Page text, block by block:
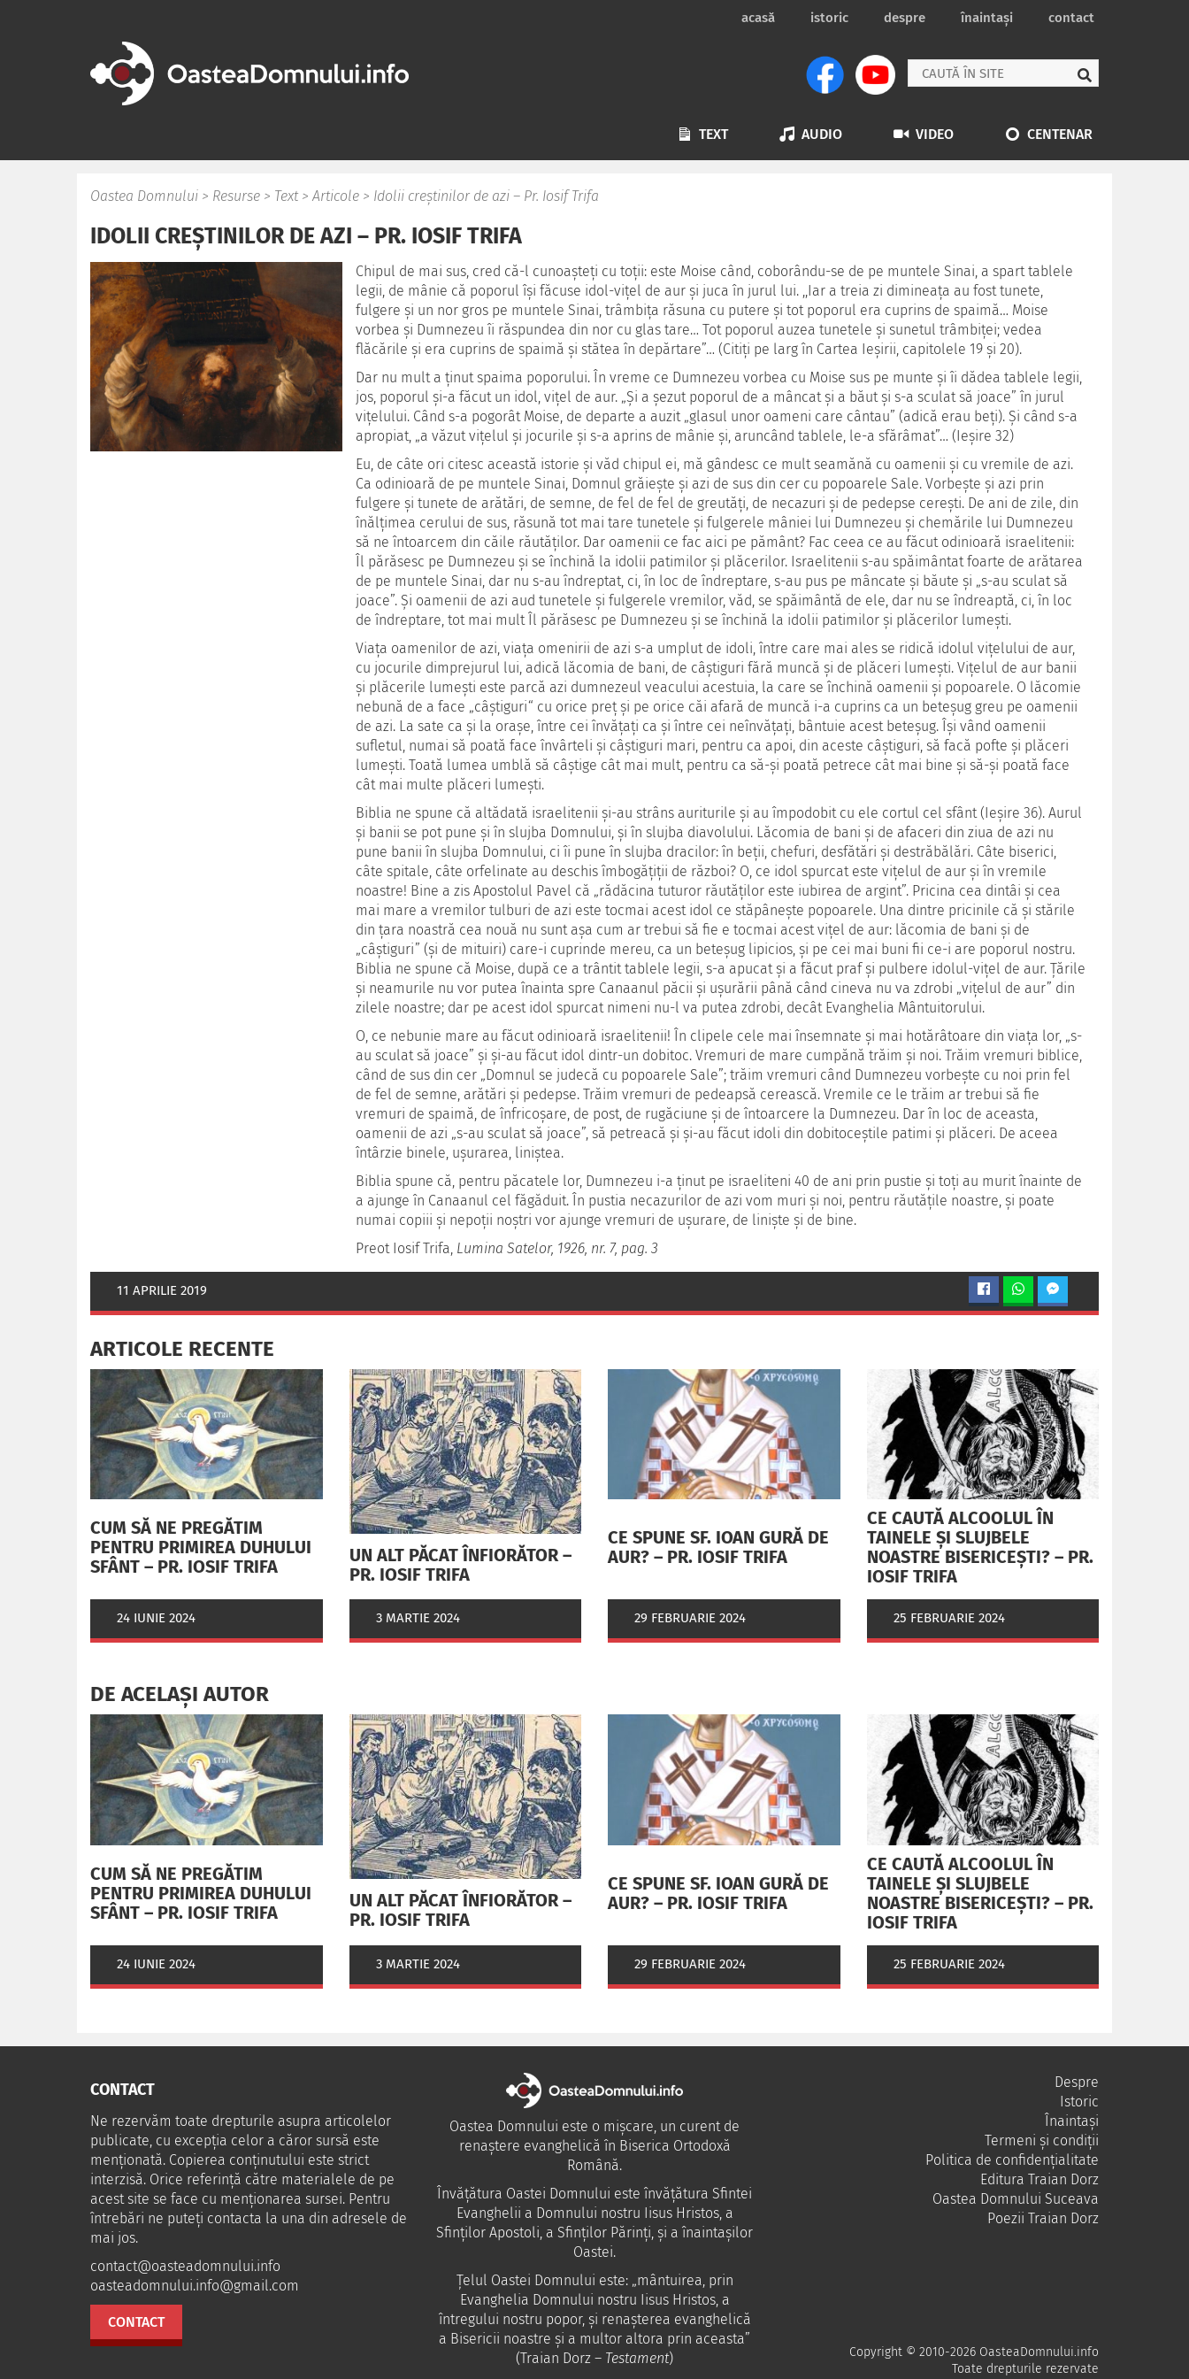
acasă istoric despre înaintași contact
TEXT AUDIO VIDEO CENTENAR
Oastea Domnului > Resurse > Text> Articole > Idolii creştinilor de azi – Pr. Iosif Trifa
IDOLII CREŞTINILOR DE AZI – PR. IOSIF TRIFA
Chipul de mai sus, cred că-l cunoaşteţi cu toţii: este Moise când, coborându-se de pe muntele Sinai, a spart tablele
legii, de mânie că poporul îşi făcuse idol-viţel de aur şi juca în jurul lui. ,,Iar a treia zi dimineaţa au fost tunete,
fulgere şi un nor gros pe muntele Sinai, trâmbiţa răsuna cu putere şi tot poporul era cuprins de spaimă… Moise
vorbea şi Dumnezeu îi răspundea din nor cu glas tare… Tot poporul auzea tunetele şi sunetul trâmbiţei; vedea
flăcările şi era cuprins de spaimă şi stătea în depărtare”… (Citiţi pe larg în Cartea Ieşirii, capitolele 19 şi 20).
Dar nu mult a ţinut spaima poporului. În vreme ce Dumnezeu vorbea cu Moise sus pe munte şi îi dădea tablele legii,
jos, poporul şi-a făcut un idol, viţel de aur. „Şi a şezut poporul de a mâncat şi a băut şi s-a sculat să joace” în jurul
viţelului. Când s-a pogorât Moise, de departe a auzit „glasul unor oameni care cântau” (adică erau beţi). Şi când s-a
apropiat, „a văzut viţelul şi jocurile şi s-a aprins de mânie şi, aruncând tablele, le-a sfărâmat”… (Ieşire 32)
Eu, de câte ori citesc această istorie şi văd chipul ei, mă gândesc ce mult seamănă cu oamenii şi cu vremile de azi.
Ca odinioară de pe muntele Sinai, Domnul grăieşte şi azi de sus din cer cu popoarele Sale. Vorbeşte şi azi prin
fulgere şi tunete de arătări, de semne, de fel de fel de greutăţi, de necazuri şi de pedepse cereşti. De ani de zile, din
înălţimea cerului de sus, răsună tot mai tare tunetele şi fulgerele mâniei lui Dumnezeu şi chemările lui Dumnezeu
să ne întoarcem din căile răutăţilor. Dar oamenii ce fac aici pe pământ? Fac ceea ce au făcut odinioară israelitenii:
Îl părăsesc pe Dumnezeu şi se închină la idolii patimilor şi plăcerilor. Israelitenii s-au spăimântat foarte de arătarea
de pe muntele Sinai, dar nu s-au îndreptat, ci, în loc de îndreptare, s-au pus pe mâncate şi băute şi „s-au sculat să
joace”. Şi oamenii de azi aud tunetele şi fulgerele vremilor, văd, se spăimântă de ele, dar nu se îndreaptă, ci, în loc
de îndreptare, tot mai mult Îl părăsesc pe Dumnezeu şi se închină la idolii patimilor şi plăcerilor lumeşti.
Viaţa oamenilor de azi, viaţa omenirii de azi s-a umplut de idoli, între care mai ales se ridică idolul viţelului de aur,
cu jocurile dimprejurul lui, adică lăcomia de bani, de câştiguri fără muncă şi de plăceri lumeşti. Viţelul de aur banii
şi plăcerile lumeşti este parcă azi dumnezeul veacului acestuia, la care se închină oamenii şi popoarele. O lăcomie
nebună de a face „câştiguri“ cu orice preţ şi pe orice căi afară de muncă i-a cuprins ca un beteşug greu pe oamenii
de azi. La sate ca şi la oraşe, între cei învăţaţi ca şi între cei neînvăţaţi, bântuie acest beteşug. Îşi vând oamenii
sufletul, numai să poată face învârteli şi câştiguri mari, pentru ca apoi, din aceste câştiguri, să facă pofte şi plăceri
lumeşti. Toată lumea umblă să câştige cât mai mult, pentru ca să-şi poată petrece cât mai bine şi să-şi poată face
cât mai multe plăceri lumeşti.
Biblia ne spune că altădată israelitenii şi-au strâns auriturile şi au împodobit cu ele cortul cel sfânt (Ieşire 36). Aurul
şi banii se pot pune şi în slujba Domnului, şi în slujba diavolului. Lăcomia de bani şi de afaceri din ziua de azi nu
pune banii în slujba Domnului, ci îi pune în slujba dracilor: în beţii, chefuri, desfătări şi destrăbălări. Câte biserici,
câte spitale, câte orfelinate au deschis îmbogăţiţii de război? O, ce idol spurcat este viţelul de aur şi în vremile
noastre! Bine a zis Apostolul Pavel că „rădăcina tuturor răutăţilor este iubirea de argint”. Pricina cea dintâi şi cea
mai mare a vremilor tulburi de azi este tocmai acest idol ce stăpâneşte popoarele. Una dintre pricinile că şi stările
din ţara noastră cea nouă nu sunt aşa cum ar trebui să fie e tocmai acest viţel de aur: lăcomia de bani şi de
„câştiguri” (şi de mituiri) care-i cuprinde mereu, ca un beteşug lipicios, şi pe cei mai buni fii ce-i are poporul nostru.
Biblia ne spune că Moise, după ce a trântit tablele legii, s-a apucat şi a făcut praf şi pulbere idolul-viţel de aur. Țările
şi neamurile nu vor putea înainta spre Canaanul păcii şi uşurării până când cineva nu va zdrobi „viţelul de aur” din
zilele noastre; dar pe acest idol spurcat nimeni nu-l va putea zdrobi, decât Evanghelia Mântuitorului.
O, ce nebunie mare au făcut odinioară israelitenii! În clipele cele mai însemnate şi mai hotărâtoare din viaţa lor, „s-
au sculat să joace” şi şi-au făcut idol dintr-un dobitoc. Vremuri de mare cumpănă trăim şi noi. Trăim vremuri biblice,
când de sus din cer „Domnul se judecă cu popoarele Sale”; trăim vremuri când Dumnezeu vorbeşte cu noi prin fel
de fel de semne, arătări şi pedepse. Trăim vremuri de pedeapsă cerească. Vremile ce le trăim ar trebui să fie
vremuri de spaimă, de înfricoşare, de post, de rugăciune şi de întoarcere la Dumnezeu. Dar în loc de aceasta,
oamenii de azi „s-au sculat să joace”, să petreacă şi şi-au făcut idoli din dobitoceştile patimi şi plăceri. De aceea
întârzie binele, uşurarea, liniştea.
Biblia spune că, pentru păcatele lor, Dumnezeu i-a ţinut pe israeliteni 40 de ani prin pustie şi toţi au murit înainte de
a ajunge în Canaanul cel făgăduit. În pustia necazurilor de azi vom muri şi noi, pentru răutăţile noastre, şi poate
numai copiii şi nepoţii noştri vor ajunge vremuri de ușurare, de linişte şi de bine.
Preot Iosif Trifa, Lumina Satelor, 1926, nr. 7, pag. 3
11 APRILIE 2019
ARTICOLE RECENTE
CUM SĂ NE PREGĂTIM
PENTRU PRIMIREA DUHULUI
SFÂNT – PR. IOSIF TRIFA
24 IUNIE 2024
UN ALT PĂCAT ÎNFIORĂTOR –
PR. IOSIF TRIFA
3 MARTIE 2024
CE SPUNE SF. IOAN GURĂ DE
AUR? – PR. IOSIF TRIFA
29 FEBRUARIE 2024
CE CAUTĂ ALCOOLUL ÎN
TAINELE ŞI SLUJBELE
NOASTRE BISERICEŞTI? – PR.
IOSIF TRIFA
25 FEBRUARIE 2024
DE ACELAȘI AUTOR
CUM SĂ NE PREGĂTIM
PENTRU PRIMIREA DUHULUI
SFÂNT – PR. IOSIF TRIFA
24 IUNIE 2024
UN ALT PĂCAT ÎNFIORĂTOR –
PR. IOSIF TRIFA
3 MARTIE 2024
CE SPUNE SF. IOAN GURĂ DE
AUR? – PR. IOSIF TRIFA
29 FEBRUARIE 2024
CE CAUTĂ ALCOOLUL ÎN
TAINELE ŞI SLUJBELE
NOASTRE BISERICEŞTI? – PR.
IOSIF TRIFA
25 FEBRUARIE 2024
CONTACT
Ne rezervăm toate drepturile asupra articolelor
publicate, cu excepția celor a căror sursă este
menționată. Copierea conținutului este strict
interzisă. Orice referință către materialele de pe
acest site se face cu menționarea sursei. Pentru
întrebări ne puteţi contacta la una din adresele de
mai jos.
contact@oasteadomnului.info
oasteadomnului.info@gmail.com
CONTACT
Oastea Domnului este o mișcare, un curent de
renaștere evanghelică în Biserica Ortodoxă
Română.
Învăţătura Oastei Domnului este învăţătura Sfintei
Evanghelii a Domnului nostru Iisus Hristos, a
Sfinţilor Apostoli, a Sfinţilor Părinţi, şi a înaintaşilor
Oastei.
Ţelul Oastei Domnului este: „mântuirea, prin
Evanghelia Domnului nostru Iisus Hristos, a
întregului nostru popor, şi renaşterea evanghelică
a Bisericii noastre şi a multor altora prin aceasta”
(Traian Dorz – Testament)
Despre
Istoric
Înaintași
Termeni și condiții
Politica de confidențialitate
Editura Traian Dorz
Oastea Domnului Suceava
Poezii Traian Dorz
Copyright © 2010-2026 OasteaDomnului.info
Toate drepturile rezervate